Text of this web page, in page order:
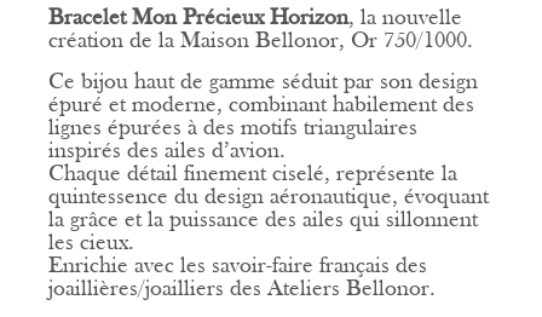
Bracelet Mon Précieux Horizon, la nouvelle
création de la Maison Bellonor, Or 750/1000.
Ce bijou haut de gamme séduit par son design
épuré et moderne, combinant habilement des
lignes épurées à des motifs triangulaires
inspirés des ailes d’avion.
Chaque détail finement ciselé, représente la
quintessence du design aéronautique, évoquant
la grâce et la puissance des ailes qui sillonnent
les cieux.
Enrichie avec les savoir-faire français des
joaillières/joailliers des Ateliers Bellonor.